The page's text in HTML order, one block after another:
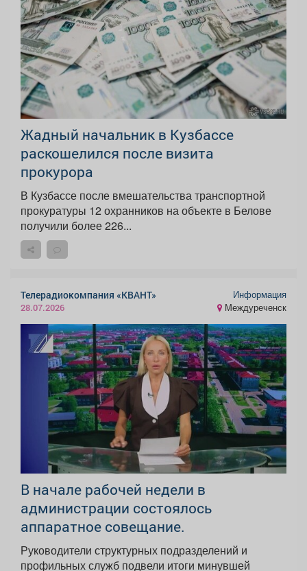
Жадный начальник в Кузбассе
раскошелился после визита
прокурора
В Кузбассе после вмешательства транспортной
прокуратуры 12 охранников на объекте в Белове
получили более 226...
Телерадиокомпания «КВАНТ»
28.07.2026
Информация
Междуреченск
В начале рабочей недели в
администрации состоялось
аппаратное совещание.
Руководители структурных подразделений и
профильных служб подвели итоги минувшей